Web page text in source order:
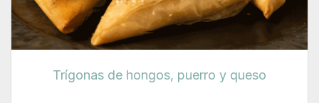
Trígonas de hongos, puerro y queso